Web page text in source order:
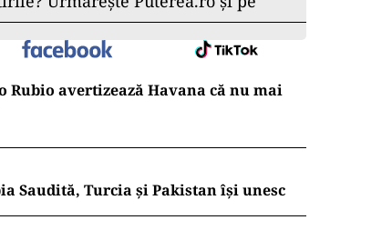
Rubio avertizează Havana că nu mai
Saudită, Turcia și Pakistan își unesc